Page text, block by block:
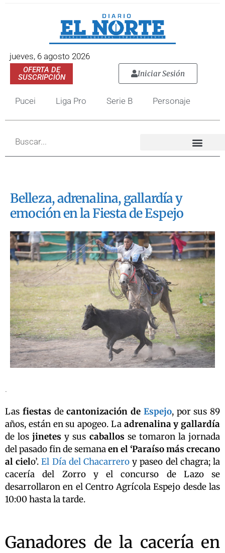
jueves, 6 agosto 2026
OFERTA DE
SUSCRIPCIÓN
Iniciar Sesión
Pucei Liga Pro Serie B Personaje
Belleza, adrenalina, gallardía y
emoción en la Fiesta de Espejo
.
Las fiestasdecantonización de Espejo, por sus 89
años, están en su apogeo. Laadrenalina y gallardía
de losjinetes y sus caballosse tomaron la jornada
del pasado fin de semanaen el ‘Paraíso más crecano
al cielo’.El Día del Chacarrero y paseo del chagra; la
cacería del Zorro y el concurso de Lazo se
desarrollaron en el Centro Agrícola Espejo desde las
10:00 hasta la tarde.
Ganadores de la cacería en